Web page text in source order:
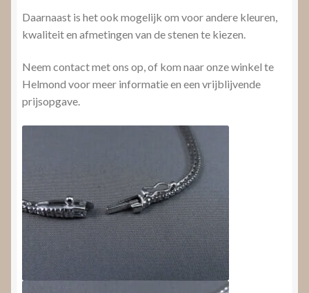
Daarnaast is het ook mogelijk om voor andere kleuren,
kwaliteit en afmetingen van de stenen te kiezen.
Neem contact met ons op, of kom naar onze winkel te
Helmond voor meer informatie en een vrijblijvende
prijsopgave.